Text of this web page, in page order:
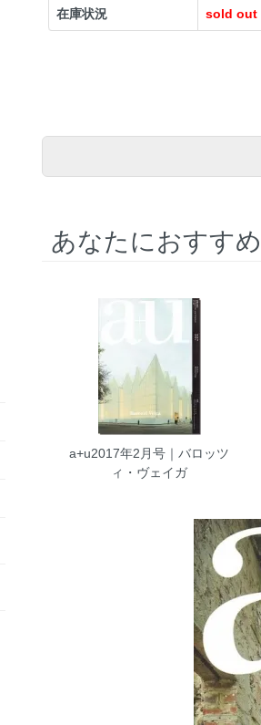
在庫状況 sold out
あなたにおすす
a+u2017年2月号｜バロッツ
ィ・ヴェイガ